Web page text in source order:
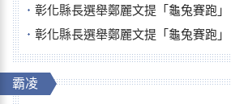
彰化縣長選舉鄭麗文提「龜兔賽跑」 綠營、
彰化縣長選舉鄭麗文提「龜兔賽跑」 綠營、
霸凌